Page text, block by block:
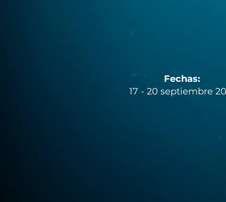
Fechas:
17 - 20 septiembre